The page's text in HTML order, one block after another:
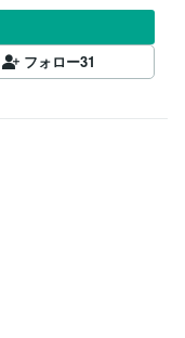
フォロー31